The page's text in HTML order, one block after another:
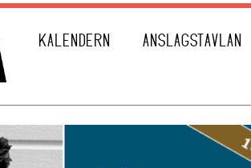
KALENDERN ANSLAGSTAVLAN